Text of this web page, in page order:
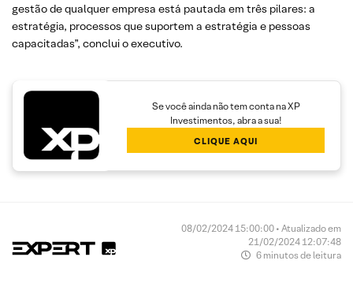
gestão de qualquer empresa está pautada em três pilares: a
estratégia, processos que suportem a estratégia e pessoas
capacitadas”, conclui o executivo.
Se você ainda não tem conta na XP
Investimentos, abra a sua!
CLIQUE AQUI
08/02/2024 15:00:00 • Atualizado em
21/02/2024 12:07:48
6 minutos de leitura